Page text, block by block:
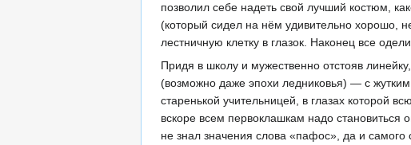
позволил себе надеть свой лучший костюм,
(который сидел на нём удивительно хорошо,
лестничную клетку в глазок. Наконец все
Придя в школу и мужественно отстояв
(возможно даже эпохи ледниковья) — с
старенькой учительницей, в глазах которой
вскоре всем первоклашкам надо
не знал значения слова «пафос», да и